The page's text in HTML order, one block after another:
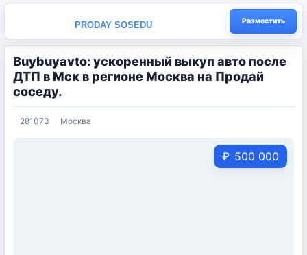
PRODAY SOSEDU Разместить
Buybuyavto: ускоренный выкуп авто после
ДТП в Мск в регионе Москва на Продай
соседу.
281073 Москва
₽ 500 000